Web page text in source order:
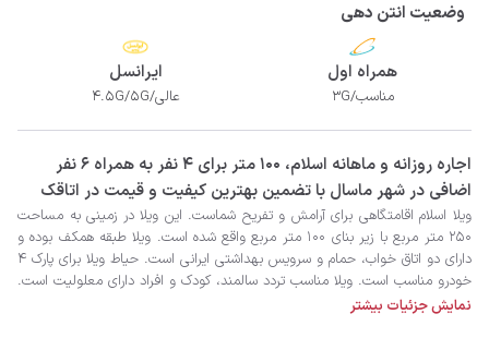
وضعیت انتن دهی
همراه اول
مناسب/3G
ایرانسل
عالی/4.5G/5G
‫‫اجاره روزانه و ماهانه اسلام، 100 متر برای 4 نفر به همراه 6 نفر
اضافی در شهر ماسال با تضمین بهترین کیفیت و قیمت در اتاقک
نمایش جزئیات بیشتر